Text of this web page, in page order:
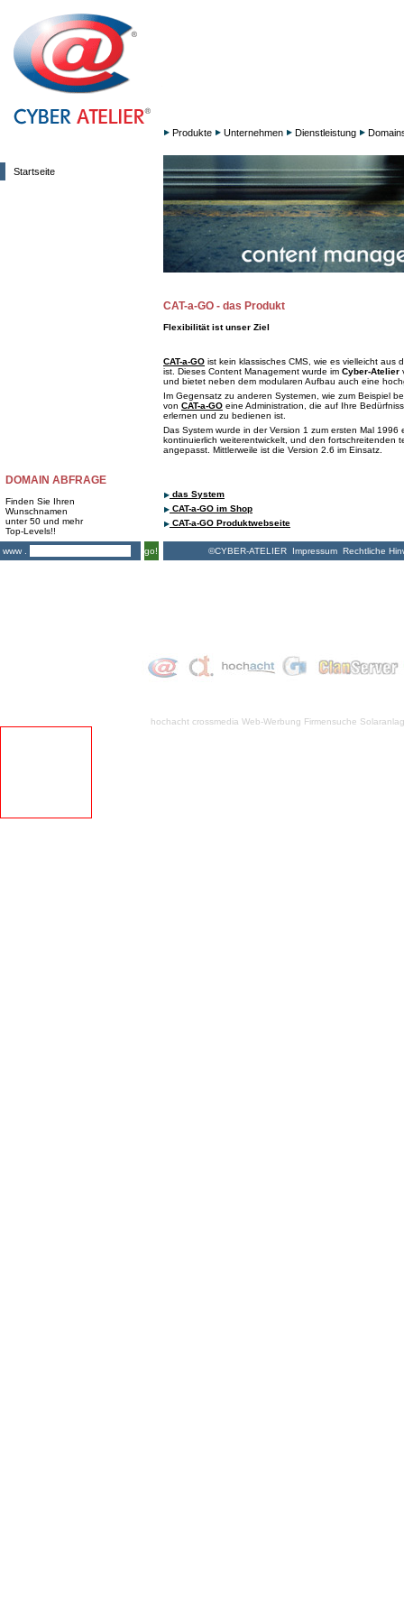
Startseite
DOMAIN ABFRAGE
Finden Sie Ihren
Wunschnamen
unter 50 und mehr
Top-Levels!!
www .
go!
Produkte Unternehmen Dienstleistung
CAT-a-GO - das Produkt
Flexibilität ist unser Ziel
CAT-a-GO ist kein klassisches CMS, wie es vielleicht aus
ist. Dieses Content Management wurde im Cyber-Atelier
und bietet neben dem modularen Aufbau auch eine
Im Gegensatz zu anderen Systemen, wie zum Beispiel
von CAT-a-GO eine Administration, die auf Ihre
erlernen und zu bedienen ist.
Das System wurde in der Version 1 zum ersten Mal 1996
kontinuierlich weiterentwickelt, und den fortschreitenden
angepasst. Mittlerweile ist die Version 2.6 im Einsatz.
das System
CAT-a-GO im Shop
CAT-a-GO Produktwebseite
©CYBER-ATELIER Impressum Rechtliche
hochacht crossmedia Web-Werbung Firmensuche